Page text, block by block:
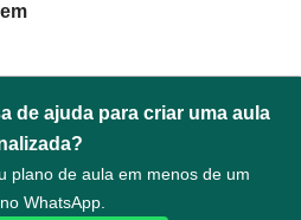
de ajuda para criar uma aula
plano de aula em menos de um
WhatsApp.